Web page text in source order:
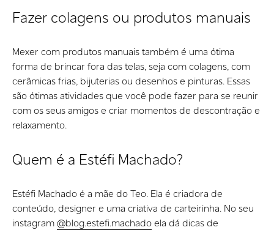
Fazer colagens ou produtos manuais
Mexer com produtos manuais também é uma ótima
forma de brincar fora das telas, seja com colagens, com
cerâmicas frias, bijuterias ou desenhos e pinturas. Essas
são ótimas atividades que você pode fazer para se reunir
com os seus amigos e criar momentos de descontração e
relaxamento.
Quem é a Estéfi Machado?
Estéfi Machado é a mãe do Teo. Ela é criadora de
conteúdo, designer e uma criativa de carteirinha. No seu
instagram@blog.estefi.machadoela dá dicas de